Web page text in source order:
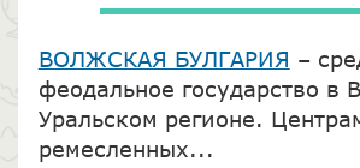
ВОЛЖСКАЯ БУЛГАРИЯ –
феодальное государство в
Уральском регионе.
ремесленных...